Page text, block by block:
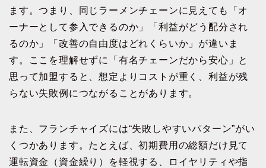
ます。つまり、同じラーメンチェーンに見えても「オ
ーナーとして参入できるのか」「利益がどう配分され
るのか」「改善の自由度はどれくらいか」が違いま
す。ここを理解せずに「有名チェーンだから安心」と
思って加盟すると、想定よりコストが重く、利益が残
らない失敗例につながることがあります。
また、フランチャイズには“失敗しやすいパターン”がい
くつかあります。たとえば、初期費用の総額だけ見て
運転資金（資金繰り）を軽視する、ロイヤリティや指